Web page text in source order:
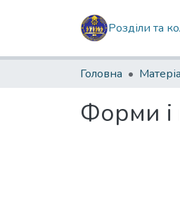
Розділи та
Головна
Форми і